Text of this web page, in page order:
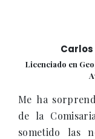
Licenciado en
Me ha
de la
sometido las